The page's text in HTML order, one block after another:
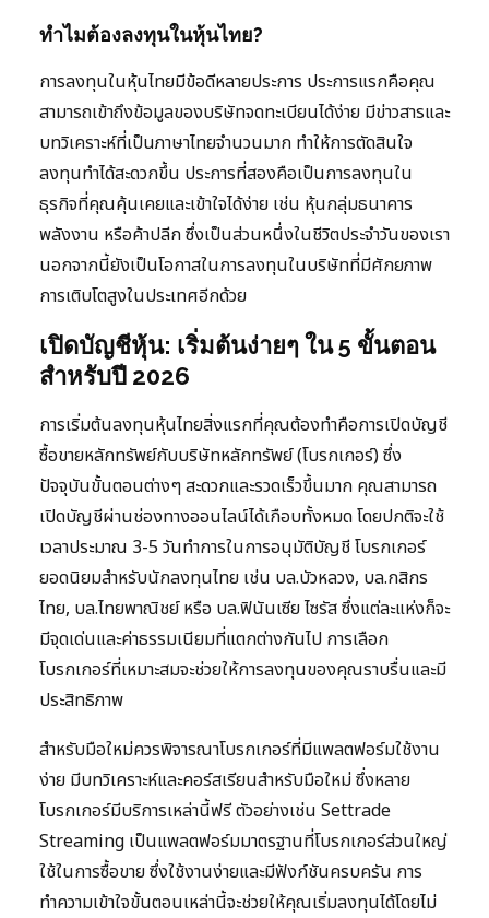
ทำไมต้องลงทุนในหุ้นไทย?
การลงทุนในหุ้นไทยมีข้อดีหลายประการ ประการแรกคือคุณ
สามารถเข้าถึงข้อมูลของบริษัทจดทะเบียนได้ง่าย มีข่าวสารและ
บทวิเคราะห์ที่เป็นภาษาไทยจำนวนมาก ทำให้การตัดสินใจ
ลงทุนทำได้สะดวกขึ้น ประการที่สองคือเป็นการลงทุนใน
ธุรกิจที่คุณคุ้นเคยและเข้าใจได้ง่าย เช่น หุ้นกลุ่มธนาคาร
พลังงาน หรือค้าปลีก ซึ่งเป็นส่วนหนึ่งในชีวิตประจำวันของเรา
นอกจากนี้ยังเป็นโอกาสในการลงทุนในบริษัทที่มีศักยภาพ
การเติบโตสูงในประเทศอีกด้วย
เปิดบัญชีหุ้น: เริ่มต้นง่ายๆ ใน 5 ขั้นตอน
สำหรับปี 2026
การเริ่มต้นลงทุนหุ้นไทยสิ่งแรกที่คุณต้องทำคือการเปิดบัญชี
ซื้อขายหลักทรัพย์กับบริษัทหลักทรัพย์ (โบรกเกอร์) ซึ่ง
ปัจจุบันขั้นตอนต่างๆ สะดวกและรวดเร็วขึ้นมาก คุณสามารถ
เปิดบัญชีผ่านช่องทางออนไลน์ได้เกือบทั้งหมด โดยปกติจะใช้
เวลาประมาณ 3-5 วันทำการในการอนุมัติบัญชี โบรกเกอร์
ยอดนิยมสำหรับนักลงทุนไทย เช่น บล.บัวหลวง, บล.กสิกร
ไทย, บล.ไทยพาณิชย์ หรือ บล.ฟินันเซีย ไซรัส ซึ่งแต่ละแห่งก็จะ
มีจุดเด่นและค่าธรรมเนียมที่แตกต่างกันไป การเลือก
โบรกเกอร์ที่เหมาะสมจะช่วยให้การลงทุนของคุณราบรื่นและมี
ประสิทธิภาพ
สำหรับมือใหม่ควรพิจารณาโบรกเกอร์ที่มีแพลตฟอร์มใช้งาน
ง่าย มีบทวิเคราะห์และคอร์สเรียนสำหรับมือใหม่ ซึ่งหลาย
โบรกเกอร์มีบริการเหล่านี้ฟรี ตัวอย่างเช่น Settrade
Streaming เป็นแพลตฟอร์มมาตรฐานที่โบรกเกอร์ส่วนใหญ่
ใช้ในการซื้อขาย ซึ่งใช้งานง่ายและมีฟังก์ชันครบครัน การ
ทำความเข้าใจขั้นตอนเหล่านี้จะช่วยให้คุณเริ่มลงทุนได้โดยไม่